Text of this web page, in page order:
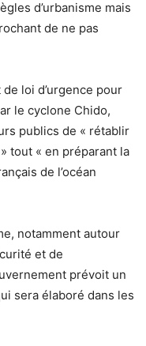
d’urbanisme mais
de ne pas
loi d’urgence pour
le cyclone Chido,
publics de « rétablir
tout « en préparant la
de l’océan
notamment autour
et de
prévoit un
sera élaboré dans les